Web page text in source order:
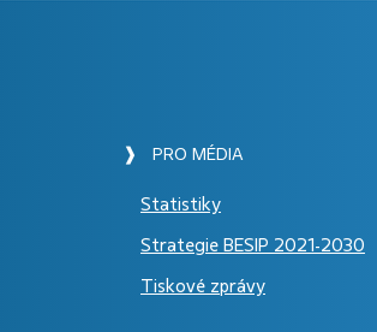
❱ PRO MÉDIA
Statistiky
Strategie BESIP 2021-2030
Tiskové zprávy